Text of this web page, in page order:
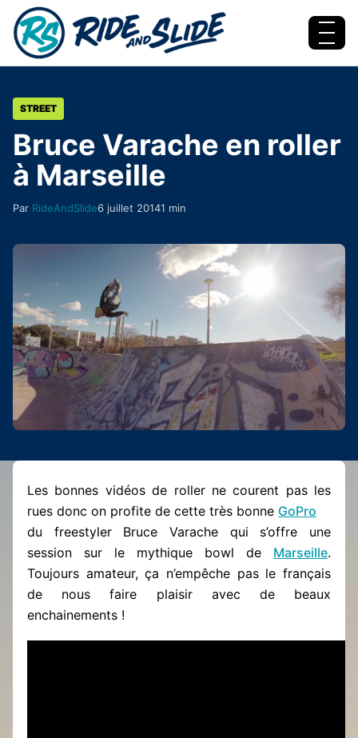
Aller au contenu
Menu
STREET
Bruce Varache en roller
à Marseille
Par RideAndSlide6 juillet 20141 min
Les bonnes vidéos de roller ne courent pas les
rues donc on profite de cette très bonne GoPro
du freestyler Bruce Varache qui s’offre une
session sur le mythique bowl de Marseille.
Toujours amateur, ça n’empêche pas le français
de nous faire plaisir avec de beaux
enchainements !